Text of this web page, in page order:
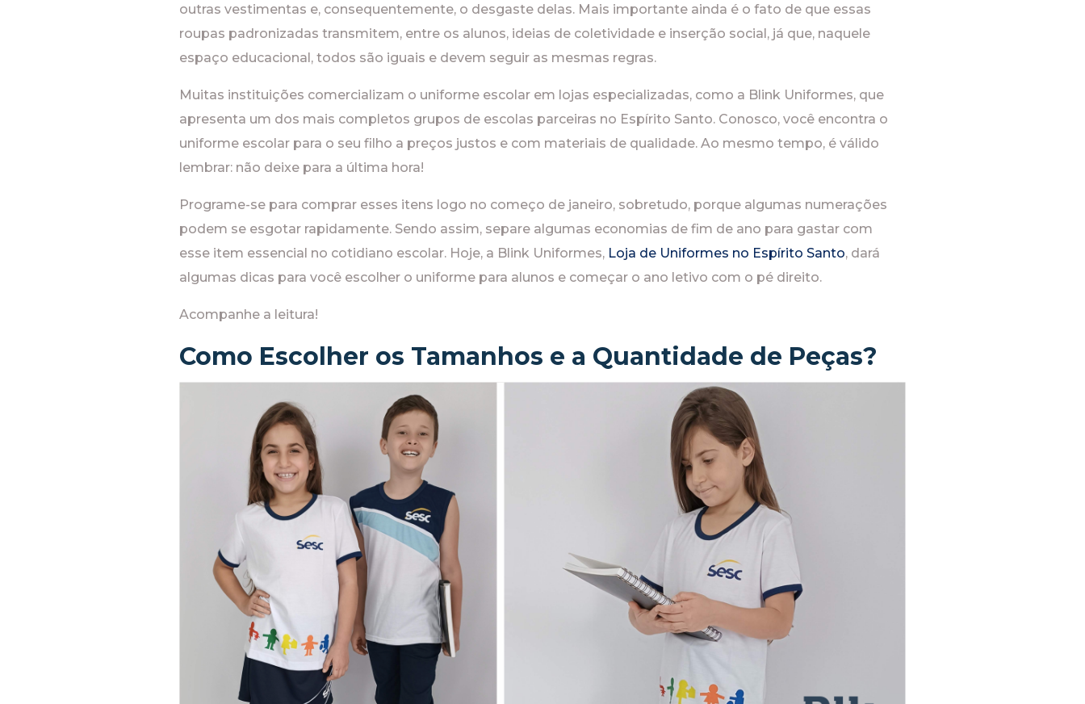
outras vestimentas e, consequentemente, o desgaste delas. Mais importante ainda é o fato de que essas
roupas padronizadas transmitem, entre os alunos, ideias de coletividade e inserção social, já que, naquele
espaço educacional, todos são iguais e devem seguir as mesmas regras.
Muitas instituições comercializam o uniforme escolar em lojas especializadas, como a Blink Uniformes, que
apresenta um dos mais completos grupos de escolas parceiras no Espírito Santo. Conosco, você encontra o
uniforme escolar para o seu filho a preços justos e com materiais de qualidade. Ao mesmo tempo, é válido
lembrar: não deixe para a última hora!
Programe-se para comprar esses itens logo no começo de janeiro, sobretudo, porque algumas numerações
podem se esgotar rapidamente. Sendo assim, separe algumas economias de fim de ano para gastar com
esse item essencial no cotidiano escolar. Hoje, a Blink Uniformes, Loja de Uniformes no Espírito Santo, dará
algumas dicas para você escolher o uniforme para alunos e começar o ano letivo com o pé direito.
Acompanhe a leitura!
Como Escolher os Tamanhos e a Quantidade de Peças?